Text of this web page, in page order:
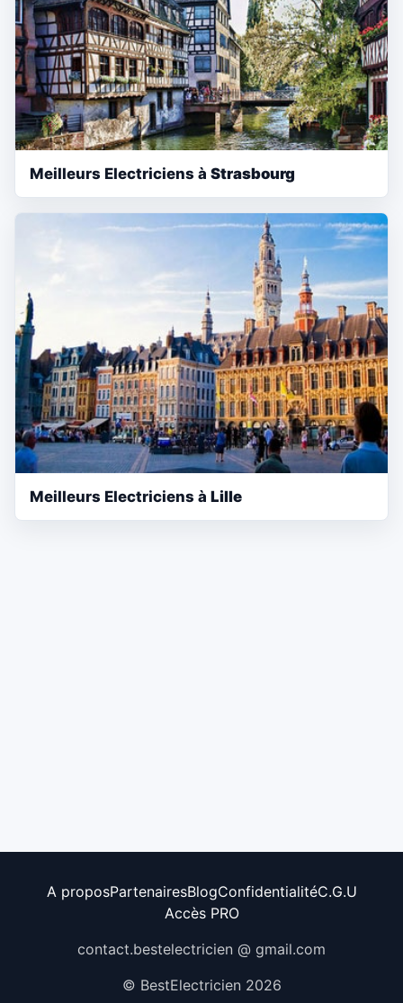
Meilleurs Electriciens à Strasbourg
Meilleurs Electriciens à Lille
A proposPartenairesBlogConfidentialitéC.G.U
Accès PRO
contact.bestelectricien @ gmail.com
© BestElectricien 2026